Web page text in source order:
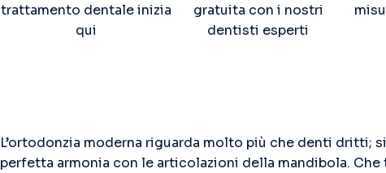
trattamento dentale inizia
qui
gratuita con i nostri
dentisti esperti
L’ortodonzia moderna riguarda molto più che denti dritti;
perfetta armonia con le articolazioni della mandibola.